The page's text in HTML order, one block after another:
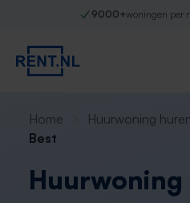
9000+woningen per
Home Huurwoning
Best
Huurwoning